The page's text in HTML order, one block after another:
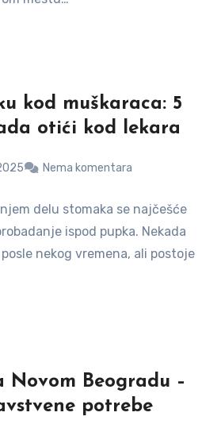
kod muškaraca: 5
otići kod lekara
Nema komentara
delu stomaka se najčešće
ispod pupka. Nekada
nekog vremena, ali postoje
Beogradu –
potrebe